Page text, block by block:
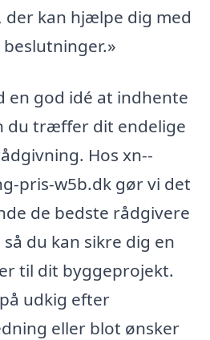
kan hjælpe dig med
en god idé at indhente
du træffer dit endelige
Hos xn--
pris-w5b.dk gør vi det
de bedste rådgivere
du kan sikre dig en
til dit byggeprojekt.
udkig efter
eller blot ønsker